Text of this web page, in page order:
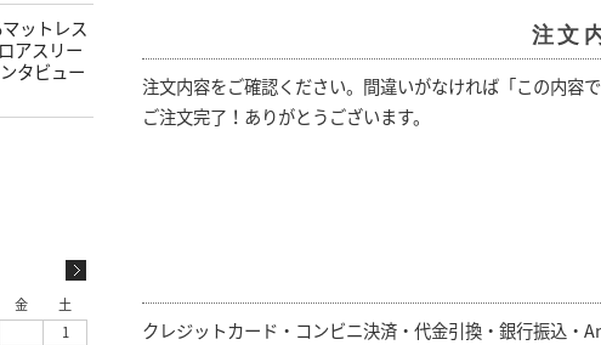
注文
注文内容をご確認ください。間違いがなければ「この内容
ご注文完了！ありがとうございます。
クレジットカード・コンビニ決済・代金引換・銀行振込
ットレス
アスリー
タビュー
金
土
1